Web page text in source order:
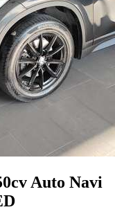
Auto Navi